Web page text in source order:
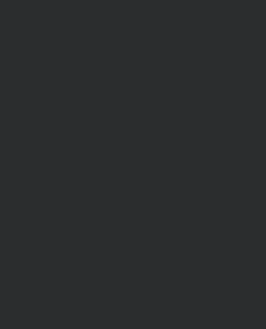
入盤上桌，真的是配飯的好
上醬油膏，旁邊放入帶糖的
是北部鵝肉店吃不到的。 鵝